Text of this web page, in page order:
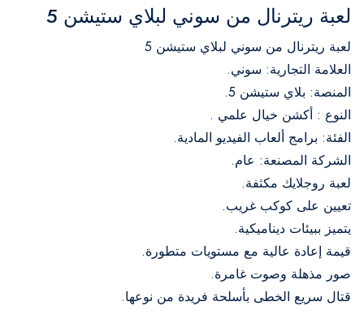
لعبة ريترنال من سوني لبلاي ستيشن 5
لعبة ريترنال من سوني لبلاي ستيشن 5
العلامة التجارية: سوني.
المنصة: بلاي ستيشن 5.
النوع : أكشن خيال علمي .
الفئة: برامج ألعاب الفيديو المادية.
الشركة المصنعة: عام.
لعبة روجلايك مكثفة.
تعيين على كوكب غريب.
يتميز ببيئات ديناميكية.
قيمة إعادة عالية مع مستويات متطورة.
صور مذهلة وصوت غامرة.
قتال سريع الخطى بأسلحة فريدة من نوعها.